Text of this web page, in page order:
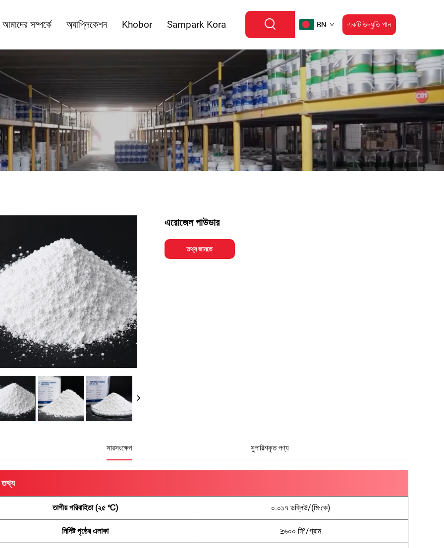
আমাদের সম্পর্কে অ্যাপ্লিকেশন Khobor Sampark Kora BN একটি উদ্ধৃতি পান
এরোজেল পাউডার
তথ্য জানতে
সারসংক্ষেপ সুপারিশকৃত পণ্য
তথ্য
তাপীয় পরিবাহিতা (২৫ ℃) ০.০১৭ ডব্লিউ/(মি·কে)
নির্দিষ্ট পৃষ্ঠের এলাকা ≥৬০০ মি²/গ্রাম